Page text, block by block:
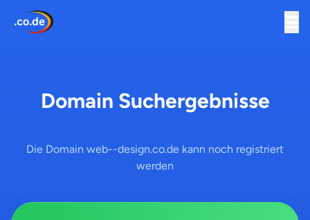
Domain Suchergebnisse
Die Domain web--design.co.de kann noch registriert
werden